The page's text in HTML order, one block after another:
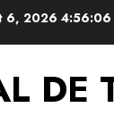
6, 2026 4:56:06
DE